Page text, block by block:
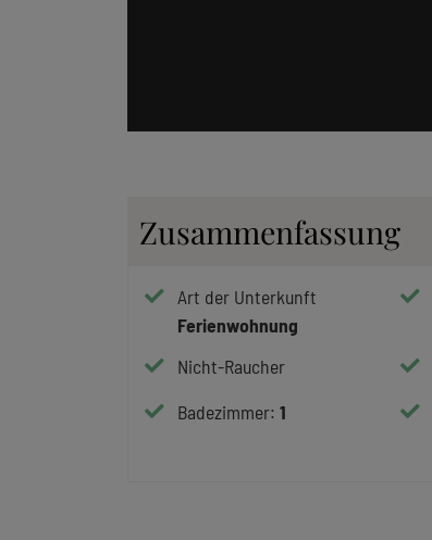
Zusammenfassung
Art der Unterkunft
Ferienwohnung
Nicht-Raucher
Badezimmer: 1